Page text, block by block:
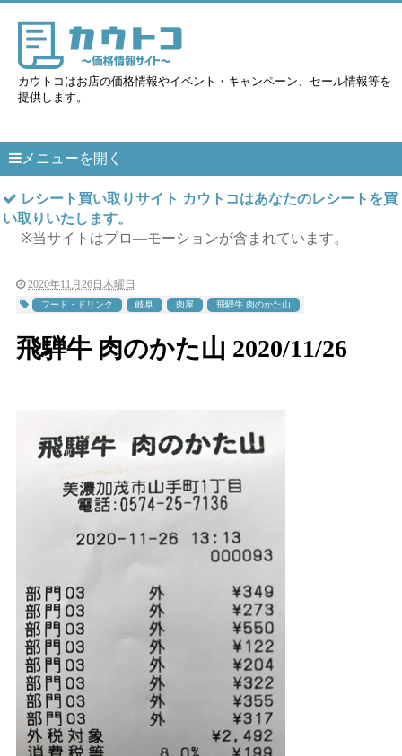
カウトコはお店の価格情報やイベント・キャンペーン、セール情報等を
提供します。
メニューを開く
レシート買い取りサイト カウトコはあなたのレシートを買
い取りいたします。
※当サイトはプロ―モーションが含まれています。
2020年11月26日木曜日
フード・ドリンク 岐阜 肉屋 飛騨牛 肉のかた山
飛騨牛 肉のかた山 2020/11/26